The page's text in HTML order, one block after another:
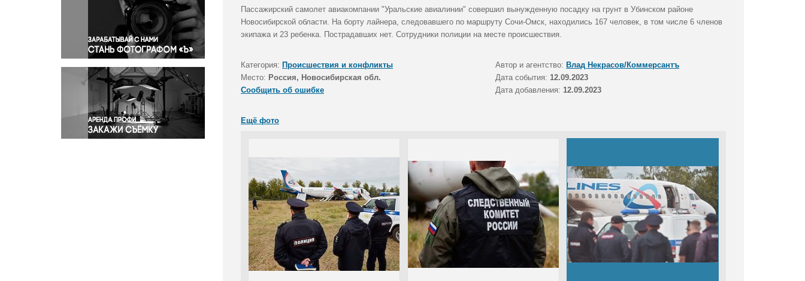
Политика
Правосудие
Происшествия и конфликты
Религия
Светская жизнь
Спорт
Экология
Экономика и бизнес
Пассажирский самолет авиакомпании "Уральские авиалинии" совершил вынужденную посадку на грунт в Убинском районе
Новосибирской области. На борту лайнера, следовавшего по маршруту Сочи-Омск, находились 167 человек, в том числе 6 членов
экипажа и 23 ребенка. Пострадавших нет. Сотрудники полиции на месте происшествия.
Категория: Происшествия и конфликты Автор и агентство: Влад Некрасов/Коммерсантъ
Место: Россия, Новосибирская обл. Дата события: 12.09.2023
Сообщить об ошибке
Дата добавления: 12.09.2023
Ещё фото